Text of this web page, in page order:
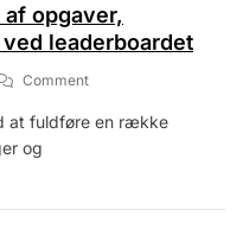
opgaver,
leaderboardet
CommentOn
Mønter:
Bonusmuligheder,
at fuldføre en række
og